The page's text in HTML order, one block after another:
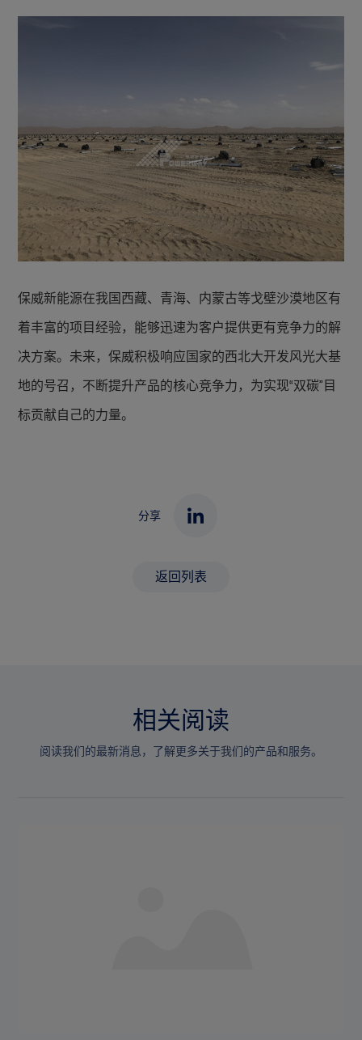
保威新能源在我国西藏、青海、内蒙古等戈壁沙漠地区有
着丰富的项目经验，能够迅速为客户提供更有竞争力的解
决方案。未来，保威积极响应国家的西北大开发风光大基
地的号召，不断提升产品的核心竞争力，为实现“双碳”目
标贡献自己的力量。
分享
返回列表
相关阅读
阅读我们的最新消息，了解更多关于我们的产品和服务。